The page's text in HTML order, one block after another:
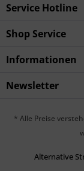
Service Hotline
Shop Service
Informationen
Newsletter
* Alle Preise
Alternative